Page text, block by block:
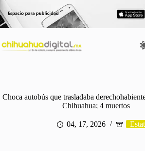
Saltar
al
contenido
Choca autobús que trasladaba
Chihuahua; 4 muertos
04, 17, 2026